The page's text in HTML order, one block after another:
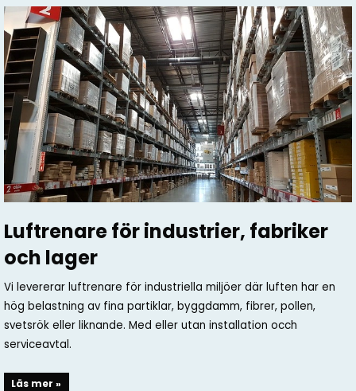
Luftrenare för industrier, fabriker
och lager
Vi levererar luftrenare för industriella miljöer där luften har en
hög belastning av fina partiklar, byggdamm, fibrer, pollen,
svetsrök eller liknande. Med eller utan installation occh
serviceavtal.
Läs mer »